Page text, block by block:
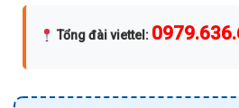
Tổng đài viettel :